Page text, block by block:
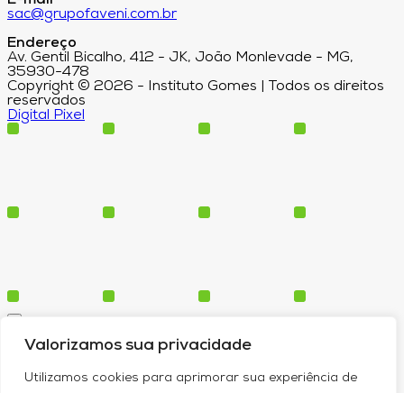
Valorizamos sua privacidade
Utilizamos cookies para aprimorar sua experiência de
sac@grupofaveni.com.br
Endereço
Av. Gentil Bicalho, 412 - JK, João Monlevade - MG,
35930-478
Copyright © 2026 - Instituto Gomes | Todos os direitos
reservados
Digital Pixel
Cursos
Blog